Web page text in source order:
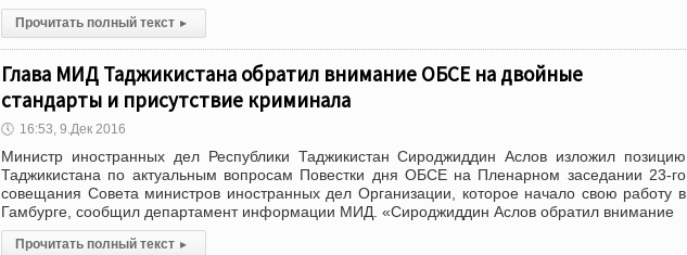
Прочитать полный текст ▸
Глава МИД Таджикистана обратил внимание ОБСЕ на двойные
стандарты и присутствие криминала
🕔 16:53, 9.Дек 2016
Министр иностранных дел Республики Таджикистан Сироджиддин Аслов изложил позицию
Таджикистана по актуальным вопросам Повестки дня ОБСЕ на Пленарном заседании 23-го
совещания Совета министров иностранных дел Организации, которое начало свою работу в
Гамбурге, сообщил департамент информации МИД. «Сироджиддин Аслов обратил внимание
Прочитать полный текст ▸